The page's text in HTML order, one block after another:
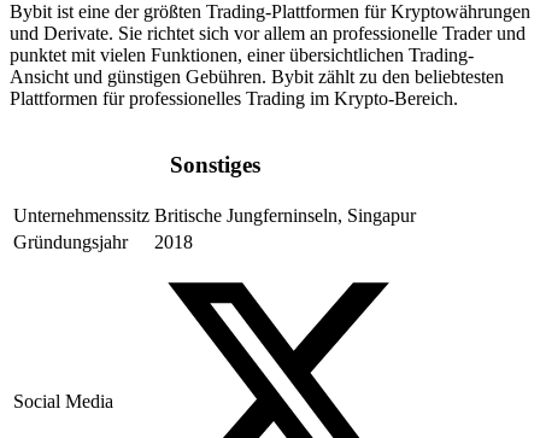
Bybit ist eine der größten Trading-Plattformen für Kryptowährungen
und Derivate. Sie richtet sich vor allem an professionelle Trader und
punktet mit vielen Funktionen, einer übersichtlichen Trading-
Ansicht und günstigen Gebühren. Bybit zählt zu den beliebtesten
Plattformen für professionelles Trading im Krypto-Bereich.
Sonstiges
Unternehmenssitz Britische Jungferninseln, Singapur
Gründungsjahr
2018
Social Media